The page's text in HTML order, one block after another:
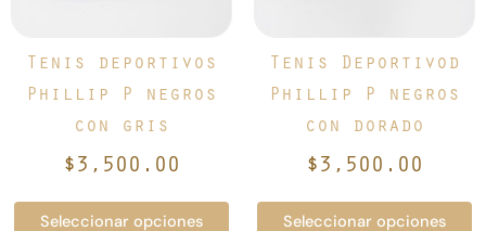
Tenis deportivos
Phillip P negros
con gris
$ 3,500.00
Seleccionar opciones
elegir
en
de
Tenis Deportivod
Phillip P negros
con dorado
$ 3,500.00
Seleccionar opciones
pueden
elegir
en
de